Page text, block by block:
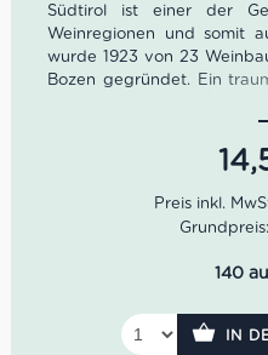
Südtirol ist einer der
Weinregionen und somit
wurde 1923 von 23
Bozen gegründet. Ein
Die alten Gemäuer der
Bedingungen für die
etwa 200 Winzerfamilien
Gerhard Kofler pflegt dafür
Geruch: Zitrusfrüchte,
Geschmack: frisch,
140
IN